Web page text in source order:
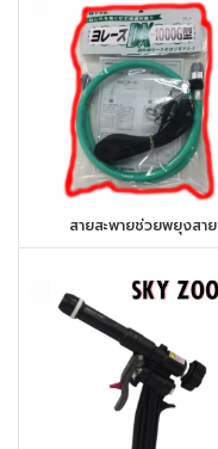
สายสะพายช่วยพยุงสาย